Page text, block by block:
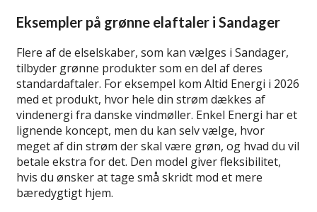
Eksempler på grønne elaftaler i Sandager
Flere af de elselskaber, som kan vælges i Sandager,
tilbyder grønne produkter som en del af deres
standardaftaler. For eksempel kom Altid Energi i 2026
med et produkt, hvor hele din strøm dækkes af
vindenergi fra danske vindmøller. Enkel Energi har et
lignende koncept, men du kan selv vælge, hvor
meget af din strøm der skal være grøn, og hvad du vil
betale ekstra for det. Den model giver fleksibilitet,
hvis du ønsker at tage små skridt mod et mere
bæredygtigt hjem.